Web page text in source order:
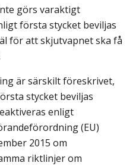
görs varaktigt
första stycket beviljas
för att skjutvapnet ska få
är särskilt föreskrivet,
stycket beviljas
enligt
(EU)
2015 om
riktlinjer om